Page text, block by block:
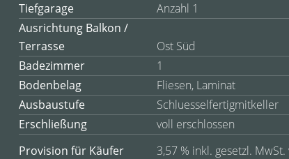
Tiefgarage
Anzahl 1
Ausrichtung Balkon /
Terrasse
Ost Süd
Badezimmer
1
Bodenbelag
Fliesen, Laminat
Ausbaustufe
Schluesselfertigmitkeller
Erschließung
voll erschlossen
Provision für Käufer
3,57 % inkl. gesetzl.